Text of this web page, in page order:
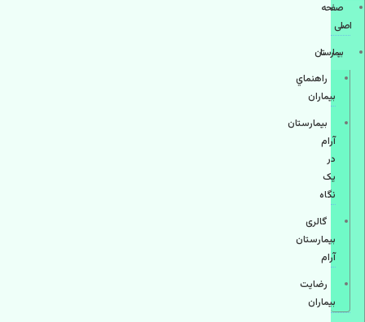
صفحه
اصلی
بيمارستان
راهنماي
بیماران
بیمارستان
آرام
در
یک
نگاه
گالری
بیمارستان
آرام
رضایت
بیماران